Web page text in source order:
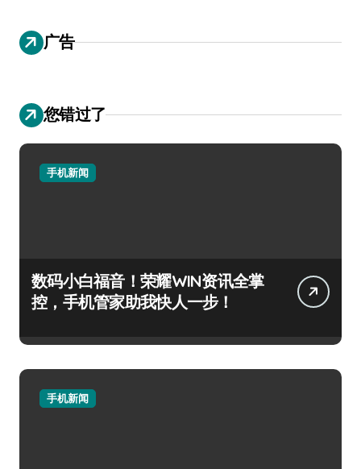
广告
您错过了
手机新闻
数码小白福音！荣耀WIN资讯全掌
控，手机管家助我快人一步！
手机新闻